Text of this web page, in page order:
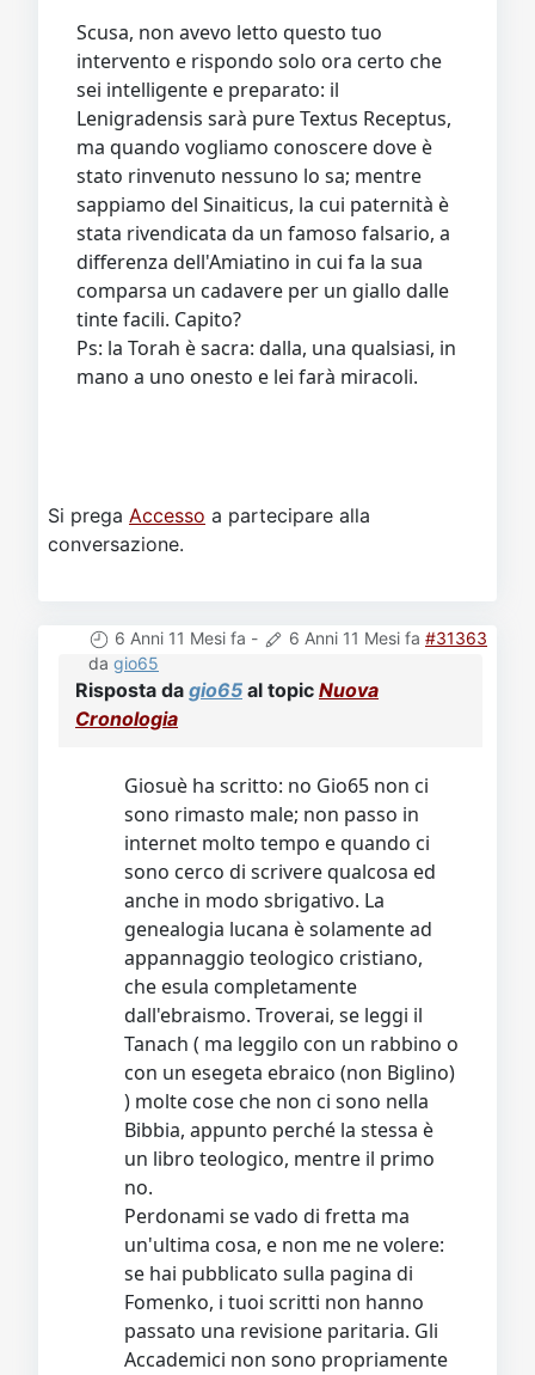
Scusa, non avevo letto questo tuo
intervento e rispondo solo ora certo che
sei intelligente e preparato: il
Lenigradensis sarà pure Textus Receptus,
ma quando vogliamo conoscere dove è
stato rinvenuto nessuno lo sa; mentre
sappiamo del Sinaiticus, la cui paternità è
stata rivendicata da un famoso falsario, a
differenza dell'Amiatino in cui fa la sua
comparsa un cadavere per un giallo dalle
tinte facili. Capito?
Ps: la Torah è sacra: dalla, una qualsiasi, in
mano a uno onesto e lei farà miracoli.
Si prega Accesso a partecipare alla
conversazione.
6 Anni 11 Mesi fa - 6 Anni 11 Mesi fa #31363
da gio65
Risposta da gio65 al topic Nuova
Cronologia
Giosuè ha scritto: no Gio65 non ci
sono rimasto male; non passo in
internet molto tempo e quando ci
sono cerco di scrivere qualcosa ed
anche in modo sbrigativo. La
genealogia lucana è solamente ad
appannaggio teologico cristiano,
che esula completamente
dall'ebraismo. Troverai, se leggi il
Tanach ( ma leggilo con un rabbino o
con un esegeta ebraico (non Biglino)
) molte cose che non ci sono nella
Bibbia, appunto perché la stessa è
un libro teologico, mentre il primo
no.
Perdonami se vado di fretta ma
un'ultima cosa, e non me ne volere:
se hai pubblicato sulla pagina di
Fomenko, i tuoi scritti non hanno
passato una revisione paritaria. Gli
Accademici non sono propriamente